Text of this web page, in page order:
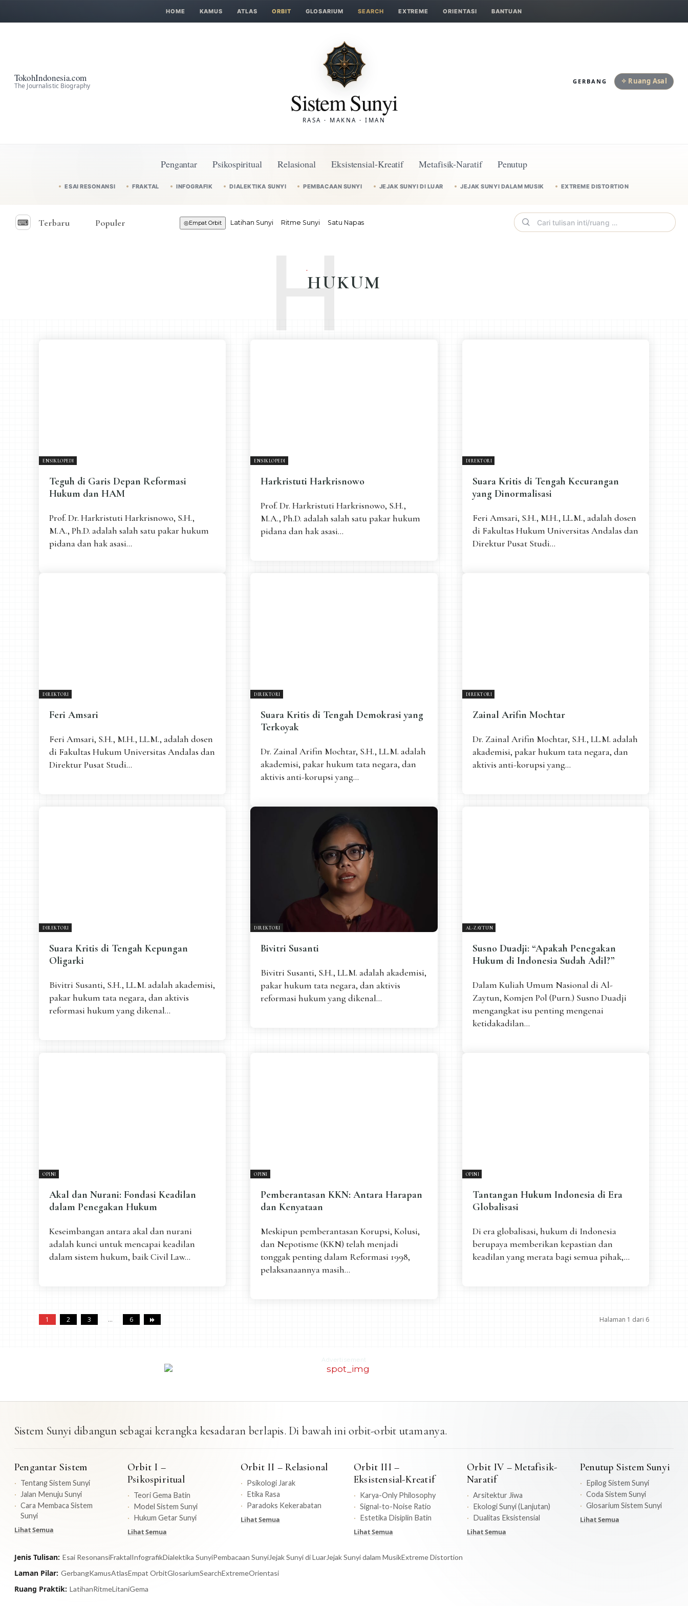
HOME KAMUS ATLAS ORBIT GLOSARIUM SEARCH EXTREME ORIENTASI BANTUAN
TokohIndonesia.com
The Journalistic Biography
Sistem Sunyi
RASA · MAKNA · IMAN
GERBANG ✧ Ruang Asal
Pengantar Psikospiritual Relasional Eksistensial-Kreatif Metafisik-Naratif Penutup
ESAI RESONANSI FRAKTAL INFOGRAFIK DIALEKTIKA SUNYI PEMBACAAN SUNYI JEJAK SUNYI DI LUAR JEJAK SUNYI DALAM MUSIK EXTREME DISTORTION
⌨︎ Terbaru Populer ◎Empat Orbit Latihan Sunyi Ritme Sunyi Satu Napas
HUKUM
H
ENSIKLOPEDI
Teguh di Garis Depan Reformasi
Hukum dan HAM
Prof. Dr. Harkristuti Harkrisnowo, S.H.,
M.A., Ph.D. adalah salah satu pakar hukum
pidana dan hak asasi...
ENSIKLOPEDI
Harkristuti Harkrisnowo
Prof. Dr. Harkristuti Harkrisnowo, S.H.,
M.A., Ph.D. adalah salah satu pakar hukum
pidana dan hak asasi...
DIREKTORI
Suara Kritis di Tengah Kecurangan
yang Dinormalisasi
Feri Amsari, S.H., M.H., LL.M., adalah dosen
di Fakultas Hukum Universitas Andalas dan
Direktur Pusat Studi...
DIREKTORI
Feri Amsari
Feri Amsari, S.H., M.H., LL.M., adalah dosen
di Fakultas Hukum Universitas Andalas dan
Direktur Pusat Studi...
DIREKTORI
Suara Kritis di Tengah Demokrasi yang
Terkoyak
Dr. Zainal Arifin Mochtar, S.H., LL.M. adalah
akademisi, pakar hukum tata negara, dan
aktivis anti-korupsi yang...
DIREKTORI
Zainal Arifin Mochtar
Dr. Zainal Arifin Mochtar, S.H., LL.M. adalah
akademisi, pakar hukum tata negara, dan
aktivis anti-korupsi yang...
DIREKTORI
Suara Kritis di Tengah Kepungan
Oligarki
Bivitri Susanti, S.H., LL.M. adalah akademisi,
pakar hukum tata negara, dan aktivis
reformasi hukum yang dikenal...
DIREKTORI
Bivitri Susanti
Bivitri Susanti, S.H., LL.M. adalah akademisi,
pakar hukum tata negara, dan aktivis
reformasi hukum yang dikenal...
AL-ZAYTUN
Susno Duadji: “Apakah Penegakan
Hukum di Indonesia Sudah Adil?”
Dalam Kuliah Umum Nasional di Al-
Zaytun, Komjen Pol (Purn.) Susno Duadji
mengangkat isu penting mengenai
ketidakadilan...
OPINI
Akal dan Nurani: Fondasi Keadilan
dalam Penegakan Hukum
Keseimbangan antara akal dan nurani
adalah kunci untuk mencapai keadilan
dalam sistem hukum, baik Civil Law...
OPINI
Pemberantasan KKN: Antara Harapan
dan Kenyataan
Meskipun pemberantasan Korupsi, Kolusi,
dan Nepotisme (KKN) telah menjadi
tonggak penting dalam Reformasi 1998,
pelaksanaannya masih...
OPINI
Tantangan Hukum Indonesia di Era
Globalisasi
Di era globalisasi, hukum di Indonesia
berupaya memberikan kepastian dan
keadilan yang merata bagi semua pihak,...
1 2 3 ... 6 Halaman 1 dari 6
Advertisement
Sistem Sunyi dibangun sebagai kerangka kesadaran berlapis. Di bawah ini orbit-orbit utamanya.
Pengantar Sistem
Tentang Sistem Sunyi
Jalan Menuju Sunyi
Cara Membaca Sistem
Sunyi
Lihat Semua
Orbit I –
Psikospiritual
Teori Gema Batin
Model Sistem Sunyi
Hukum Getar Sunyi
Lihat Semua
Orbit II – Relasional
Psikologi Jarak
Etika Rasa
Paradoks Kekerabatan
Lihat Semua
Orbit III –
Eksistensial-Kreatif
Karya-Only Philosophy
Signal-to-Noise Ratio
Estetika Disiplin Batin
Lihat Semua
Orbit IV – Metafisik-
Naratif
Arsitektur Jiwa
Ekologi Sunyi (Lanjutan)
Dualitas Eksistensial
Lihat Semua
Penutup Sistem Sunyi
Epilog Sistem Sunyi
Coda Sistem Sunyi
Glosarium Sistem Sunyi
Lihat Semua
Jenis Tulisan: Esai ResonansiFraktalInfografikDialektika SunyiPembacaan SunyiJejak Sunyi di LuarJejak Sunyi dalam MusikExtreme Distortion
Laman Pilar: GerbangKamusAtlasEmpat OrbitGlosariumSearchExtremeOrientasi
Ruang Praktik: LatihanRitmeLitaniGema